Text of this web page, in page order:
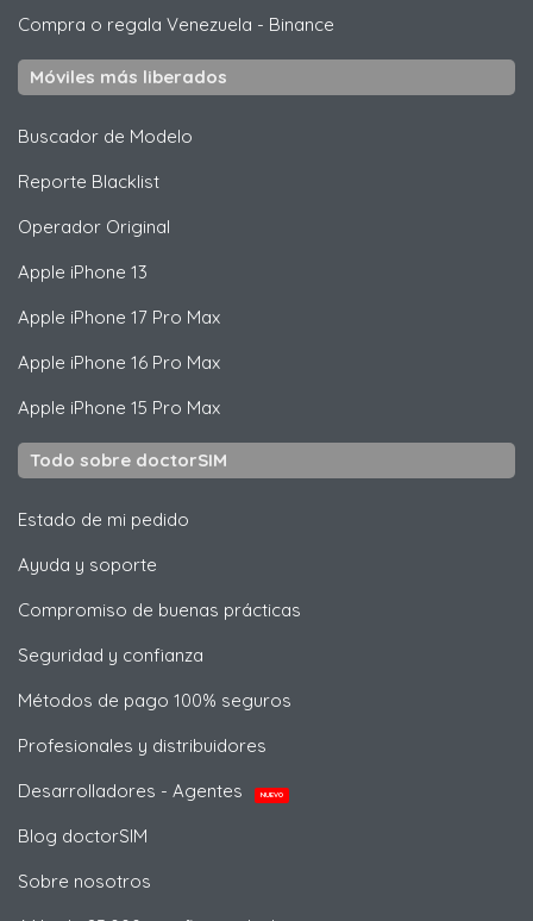
Compra o regala Venezuela - Binance
Móviles más liberados
Buscador de Modelo
Reporte Blacklist
Operador Original
Apple iPhone 13
Apple iPhone 17 Pro Max
Apple iPhone 16 Pro Max
Apple iPhone 15 Pro Max
Todo sobre doctorSIM
Estado de mi pedido
Ayuda y soporte
Compromiso de buenas prácticas
Seguridad y confianza
Métodos de pago 100% seguros
Profesionales y distribuidores
Desarrolladores - Agentes
NUEVO
Blog doctorSIM
Sobre nosotros